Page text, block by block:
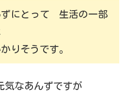
ずにとって 生活の一部
りそうです。
なあんずですが